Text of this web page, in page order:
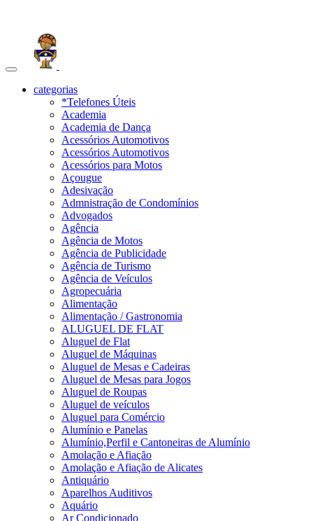
Toggle
navigationcategorias
*Telefones Úteis
Academia
Academia de Dança
Acessórios Automotivos
Acessórios Automotivos
Acessórios para Motos
Açougue
Adesivação
Admnistração de Condomínios
Advogados
Agência
Agência de Motos
Agência de Publicidade
Agência de Turismo
Agência de Veículos
Agropecuária
Alimentação
Alimentação / Gastronomia
ALUGUEL DE FLAT
Aluguel de Flat
Aluguel de Máquinas
Aluguel de Mesas e Cadeiras
Aluguel de Mesas para Jogos
Aluguel de Roupas
Aluguel de veículos
Aluguel para Comércio
Alumínio e Panelas
Alumínio,Perfil e Cantoneiras de Alumínio
Amolação e Afiação
Amolação e Afiação de Alicates
Antiquário
Aparelhos Auditivos
Aquário
Ar Condicionado